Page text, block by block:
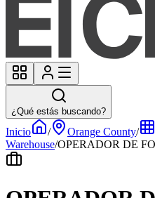
¿Qué estás buscando?
Inicio / Orange County/
Warehouse/OPERADOR DE